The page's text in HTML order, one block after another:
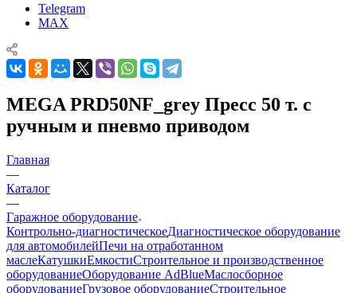
Telegram
MAX
MEGA PRD50NF_grey Пресс 50 т. с
ручным и пневмо приводом
Главная
—
Каталог
—
Гаражное оборудование
Контрольно-диагностическоеДиагностическое оборудование
для автомобилейПечи на отработанном
маслеКатушкиЕмкостиСтроительное и производственное
оборудованиеОборудование AdBlueМаслосборное
оборудованиеГрузовое оборудованиеСтроительное